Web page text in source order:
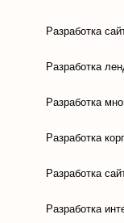
Разработка
Разработка
Разработка
Разработка
Разработка
Разработка